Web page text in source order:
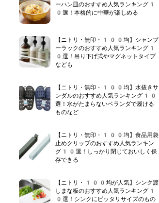
ーハン皿のおすすめ人気ランキング1
0選！本格的に中華が楽しめる
【ニトリ・無印・100均】シャンプ
ーラックのおすすめ人気ランキング1
0選！吊り下げ式やマグネットタイプ
なども
【ニトリ・無印・100均】水抜きサ
ンダルのおすすめ人気ランキング10
選！水がたまらないベランダで履ける
ものなど
【ニトリ・無印・100均】食品用袋
止めクリップのおすすめ人気ランキン
グ10選！しっかり閉じておいしく保
存できる
【ニトリ・100均が人気】シンク渡
しまな板のおすすめ人気ランキング1
0選！シンクにピッタリサイズのもの